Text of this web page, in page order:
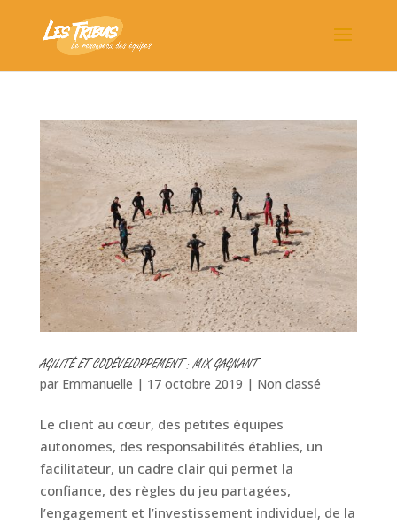
AGILITÉ ET CODÉVELOPPEMENT : MIX GAGNANT
par Emmanuelle | 17 octobre 2019 | Non classé
Le client au cœur, des petites équipes
autonomes, des responsabilités établies, un
facilitateur, un cadre clair qui permet la
confiance, des règles du jeu partagées,
l’engagement et l’investissement individuel, de la